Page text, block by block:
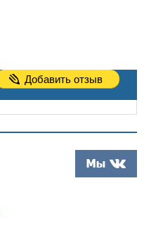
Добавить отзыв